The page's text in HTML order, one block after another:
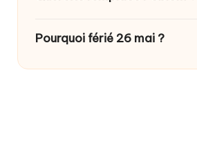
Pourquoi férié 26 mai ?